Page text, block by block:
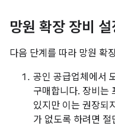
망원 확장 장비 설
다음 단계를 따라 망원 확
공인 공급업체에서
구매합니다. 장비는
있지만 이는 권장되
가 없도록 하려면 절